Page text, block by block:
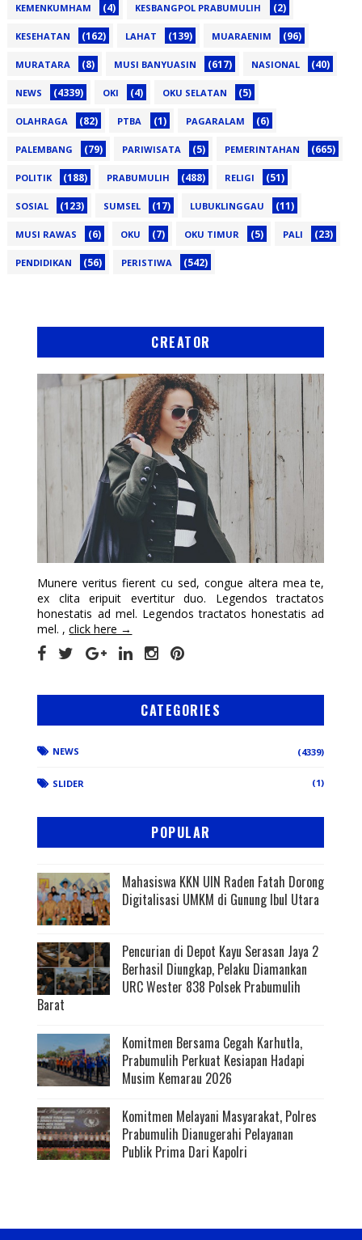
KEMENKUMHAM (4) KESBANGPOL PRABUMULIH (2)
KESEHATAN (162) LAHAT (139) MUARAENIM (96)
MURATARA (8) MUSI BANYUASIN (617) NASIONAL (40)
NEWS (4339) OKI (4) OKU SELATAN (5)
OLAHRAGA (82) PTBA (1) PAGARALAM (6)
PALEMBANG (79) PARIWISATA (5) PEMERINTAHAN (665)
POLITIK (188) PRABUMULIH (488) RELIGI (51)
SOSIAL (123) SUMSEL (17) LUBUKLINGGAU (11)
MUSI RAWAS (6) OKU (7) OKU TIMUR (5) PALI (23)
PENDIDIKAN (56) PERISTIWA (542)
CREATOR
Munere veritus fierent cu sed, congue altera mea te,
ex clita eripuit evertitur duo. Legendos tractatos
honestatis ad mel. Legendos tractatos honestatis ad
mel. ,click here →
CATEGORIES
NEWS (4339)
SLIDER (1)
POPULAR
Mahasiswa KKN UIN Raden Fatah Dorong
Digitalisasi UMKM di Gunung Ibul Utara
Pencurian di Depot Kayu Serasan Jaya 2
Berhasil Diungkap, Pelaku Diamankan
URC Wester 838 Polsek Prabumulih
Barat
Komitmen Bersama Cegah Karhutla,
Prabumulih Perkuat Kesiapan Hadapi
Musim Kemarau 2026
Komitmen Melayani Masyarakat, Polres
Prabumulih Dianugerahi Pelayanan
Publik Prima Dari Kapolri